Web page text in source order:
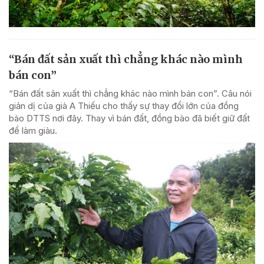
“Bán đất sản xuất thì chẳng khác nào mình
bán con”
“Bán đất sản xuất thì chẳng khác nào mình bán con”. Câu nói
giản dị của già A Thiếu cho thấy sự thay đổi lớn của đồng
bào DTTS nơi đây. Thay vì bán đất, đồng bào đã biết giữ đất
để làm giàu.